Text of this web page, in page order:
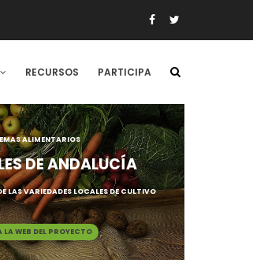
RECURSOS PARTICIPA
ALIMENTARIOS
DE ANDALUCÍA
LAS VARIEDADES LOCALES DE CULTIVO
LA WEB DEL PROYECTO